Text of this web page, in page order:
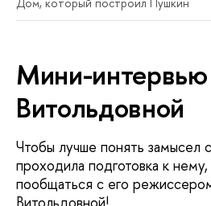
Мини-интервью
Витольдовной
Чтобы лучше понять замысел
проходила подготовка к
пообщаться с его